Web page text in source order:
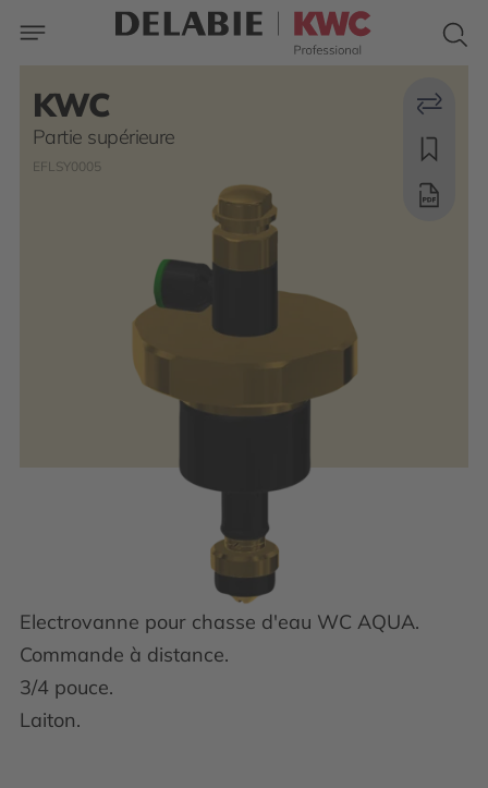
KWC
Partie supérieure
EFLSY0005
Electrovanne pour chasse d'eau WC AQUA.
Commande à distance.
3/4 pouce.
Laiton.